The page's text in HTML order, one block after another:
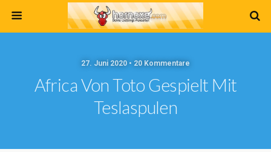
27. Juni 2020 • 20 Kommentare
Africa Von Toto Gespielt Mit
Teslaspulen